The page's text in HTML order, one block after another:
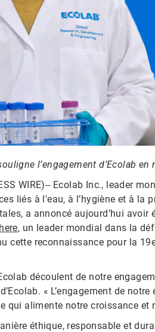
l’engagement d’Ecolab
WIRE)-- Ecolab Inc., leader
liés à l'eau, à l’hygiène et à la
a annoncé aujourd’hui
, un leader mondial dans la
cette reconnaissance pour la
découlent de notre
« L’engagement de
qui alimente notre croissance et
éthique, responsable et